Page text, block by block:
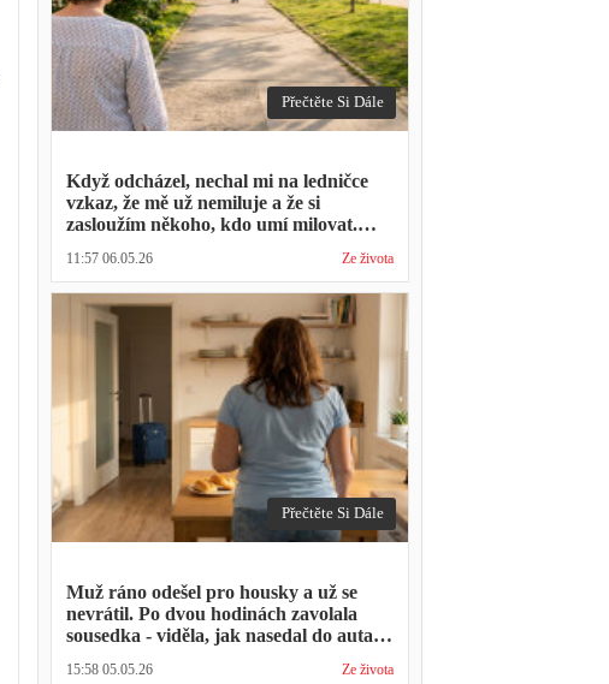
Přečtěte Si Dále
Když odcházel, nechal mi na ledničce
vzkaz, že mě už nemiluje a že si
zasloužím někoho, kdo umí milovat.
mohl přijít na nedělní oběd, protože ta
druhá ho vyhodila a nemá kde strávit
svátky
11:57 06.05.26 Ze života
Přečtěte Si Dále
Muž ráno odešel pro housky a už se
nevrátil. Po dvou hodinách zavolala
sousedka - viděla, jak nasedal do auta s
týden pomáhala balit na služební cestu
15:58 05.05.26 Ze života